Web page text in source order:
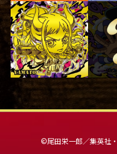
©︎尾田栄一郎／集英社